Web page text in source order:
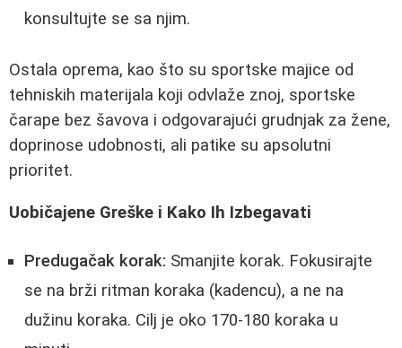
konsultujte se sa njim.
Ostala oprema, kao što su sportske majice od
tehniskih materijala koji odvlaže znoj, sportske
čarape bez šavova i odgovarajući grudnjak za žene,
doprinose udobnosti, ali patike su apsolutni
prioritet.
Uobičajene Greške i Kako Ih Izbegavati
Predugačak korak: Smanjite korak. Fokusirajte
se na brži ritman koraka (kadencu), a ne na
dužinu koraka. Cilj je oko 170-180 koraka u